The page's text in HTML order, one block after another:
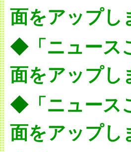
面をアップし
◆「ニュース
面をアップし
◆「ニュース
面をアップし